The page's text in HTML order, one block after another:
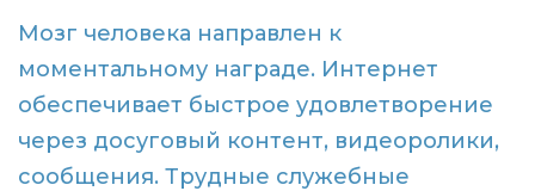
Мозг человека направлен к
моментальному награде. Интернет
обеспечивает быстрое удовлетворение
через досуговый контент, видеоролики,
сообщения. Трудные служебные